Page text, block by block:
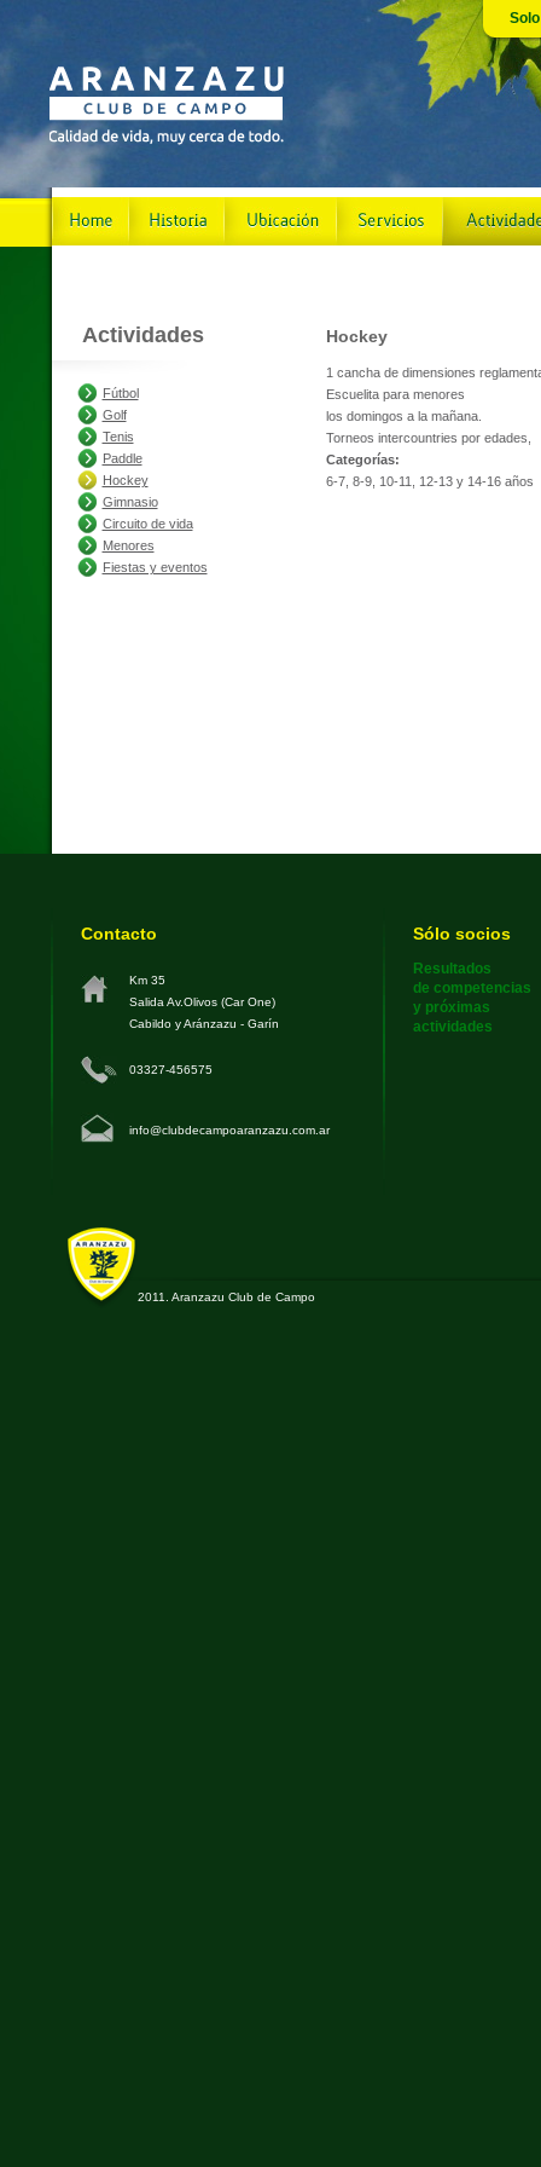
Actividades
Fútbol
Golf
Tenis
Paddle
Hockey
Gimnasio
Circuito de vida
Menores
Fiestas y eventos
Hockey
1 cancha de dimensiones
Escuelita para menores
los domingos a la mañana.
Torneos intercountries por edades,
Categorías:
6-7, 8-9, 10-11, 12-13 y 14-16 años
Contacto
Km 35
Salida Av.Olivos (Car One)
Cabildo y Aránzazu - Garín
03327-456575
info@clubdecampoaranzazu.com.ar
Sólo socios
Resultados
de competencias
y próximas
actividades
2011. Aranzazu Club de Campo